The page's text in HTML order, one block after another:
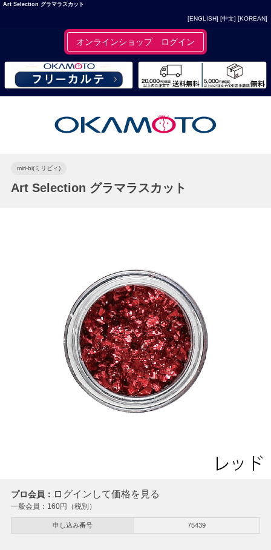
Art Selection グラマラスカット
[ENGLISH] [中文] [KOREAN]
オンラインショップ ログイン
miri-bi(ミリビィ)
Art Selection グラマラスカット
プロ会員： ログインして価格を見る
一般会員： 160円（税別）
申し込み番号 75439